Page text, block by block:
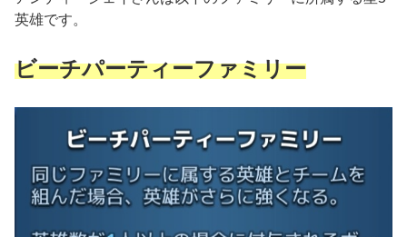
英雄です。
ビーチパーティーファミリー